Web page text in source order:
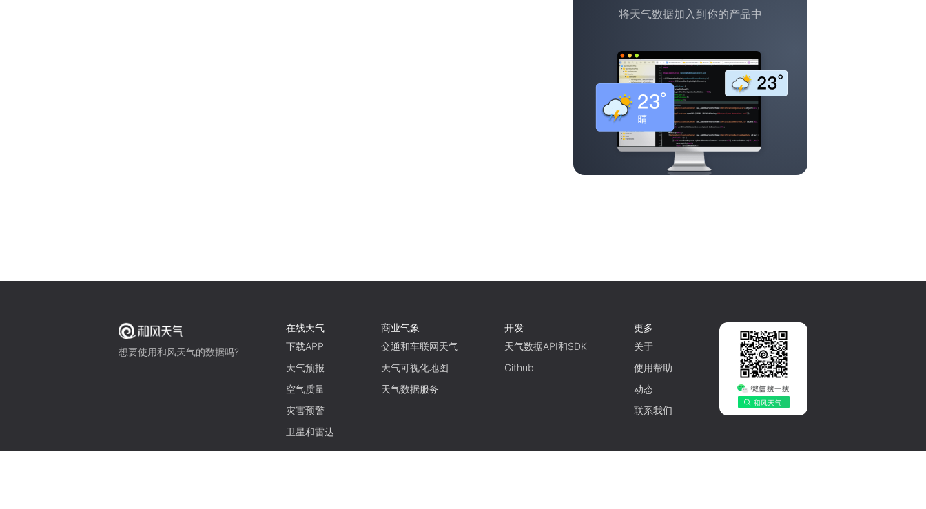
将天气数据加入到你的产品中
想要使用和风天气的数据吗?
在线天气
下载APP
天气预报
空气质量
灾害预警
卫星和雷达
商业气象
交通和车联网天气
天气可视化地图
天气数据服务
开发
天气数据API和SDK
Github
更多
关于
使用帮助
动态
联系我们